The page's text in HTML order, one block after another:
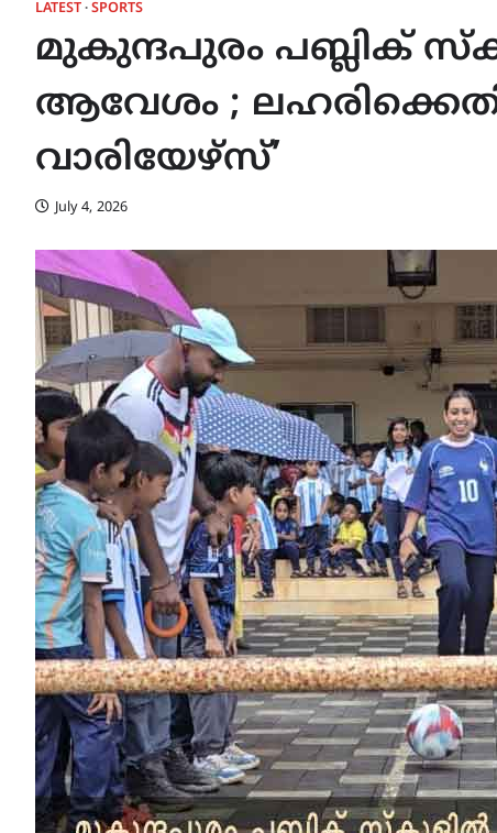
LATEST SPORTS
മുകുന്ദപുരം പബ്ലിക്
ആവേശം ;
വാരിയേഴ്സ്’
July 4, 2026